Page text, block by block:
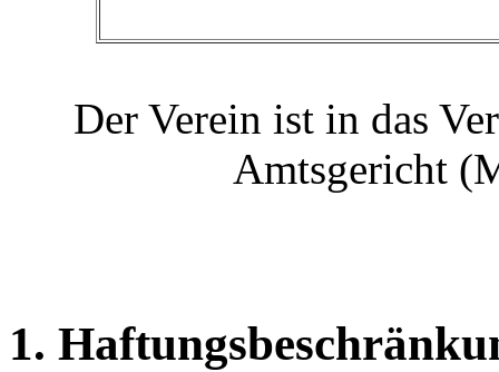
Der Verein ist in das
Amtsgericht
1.